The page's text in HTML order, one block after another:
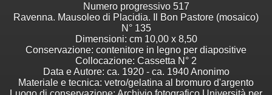
Numero progressivo 517
Ravenna. Mausoleo di Placidia. Il Bon Pastore (mosaico)
N° 135
Dimensioni: cm 10,00 x 8,50
Conservazione: contenitore in legno per diapositive
Collocazione: Cassetta N° 2
Data e Autore: ca. 1920 - ca. 1940 Anonimo
Materiale e tecnica: vetro/gelatina al bromuro d'argento